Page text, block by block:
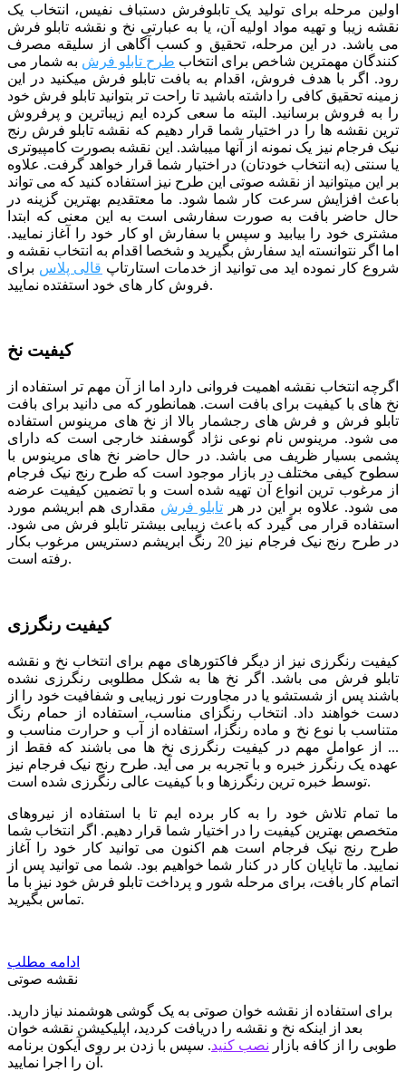
اولین مرحله برای تولید یک تابلوفرش دستباف نفیس، انتخاب یک
نقشه زیبا و تهیه مواد اولیه آن، یا به عبارتی نخ و نقشه تابلو فرش
می باشد. در این مرحله، تحقیق و کسب آگاهی از سلیقه مصرف
کنندگان مهمترین شاخص برای انتخاب طرح تابلو فرش به شمار می
رود. اگر با هدف فروش، اقدام به بافت تابلو فرش میکنید در این
زمینه تحقیق کافی را داشته باشید تا راحت تر بتوانید تابلو فرش خود
را به فروش برسانید. البته ما سعی کرده ایم زیباترین و پرفروش
ترین نقشه ها را در اختیار شما قرار دهیم که نقشه تابلو فرش رنج
نیک فرجام نیز یک نمونه از آنها میباشد. این نقشه بصورت کامپیوتری
یا سنتی (به انتخاب خودتان) در اختیار شما قرار خواهد گرفت. علاوه
بر این میتوانید از نقشه صوتی این طرح نیز استفاده کنید که می تواند
باعث افزایش سرعت کار شما شود. ما معتقدیم بهترین گزینه در
حال حاضر بافت به صورت سفارشی است به این معنی که ابتدا
مشتری خود را بیابید و سپس با سفارش او کار خود را آغاز نمایید.
اما اگر نتوانسته اید سفارش بگیرید و شخصا اقدام به انتخاب نقشه و
شروع کار نموده اید می توانید از خدمات استارتاپ قالی پلاس برای
فروش کار های خود استفتده نمایید.
کیفیت نخ
اگرچه انتخاب نقشه اهمیت فروانی دارد اما از آن مهم تر استفاده از
نخ های با کیفیت برای بافت است. همانطور که می دانید برای بافت
تابلو فرش و فرش های رجشمار بالا از نخ های مرینوس استفاده
می شود. مرینوس نام نوعی نژاد گوسفند خارجی است که دارای
پشمی بسیار ظریف می باشد. در حال حاضر نخ های مرینوس با
سطوح کیفی مختلف در بازار موجود است که طرح رنج نیک فرجام
از مرغوب ترین انواع آن تهیه شده است و با تضمین کیفیت عرضه
می شود. علاوه بر این در هرتابلو فرش مقداری هم ابریشم مورد
استفاده قرار می گیرد که باعث زیبایی بیشتر تابلو فرش می شود.
در طرح رنج نیک فرجام نیز 20 رنگ ابریشم دستریس مرغوب بکار
رفته است.
کیفیت رنگرزی
کیفیت رنگرزی نیز از دیگر فاکتورهای مهم برای انتخاب نخ و نقشه
تابلو فرش می باشد. اگر نخ ها به شکل مطلوبی رنگرزی نشده
باشند پس از شستشو یا در مجاورت نور زیبایی و شفافیت خود را از
دست خواهند داد. انتخاب رنگزای مناسب، استفاده از حمام رنگ
متناسب با نوع نخ و ماده رنگزا، استفاده از آب و حرارت مناسب و
... از عوامل مهم در کیفیت رنگرزی نخ ها می باشند که فقط از
عهده یک رنگرز خبره و با تجربه بر می آید. طرح رنج نیک فرجام نیز
توسط خبره ترین رنگرزها و با کیفیت عالی رنگرزی شده است.
ما تمام تلاش خود را به کار برده ایم تا با استفاده از نیروهای
متخصص بهترین کیفیت را در اختیار شما قرار دهیم. اگر انتخاب شما
طرح رنج نیک فرجام است هم اکنون می توانید کار خود را آغاز
نمایید. ما تاپایان کار در کنار شما خواهیم بود. شما می توانید پس از
اتمام کار بافت، برای مرحله شور و پرداخت تابلو فرش خود نیز با ما
تماس بگیرید.
ادامه مطلب
نقشه صوتی
برای استفاده از نقشه خوان صوتی به یک گوشی هوشمند نیاز دارید.
بعد از اینکه نخ و نقشه را دریافت کردید، اپلیکیشن نقشه خوان
طوبی را از کافه بازار نصب کنید. سپس با زدن بر روی آیکون برنامه
آن را اجرا نمایید.